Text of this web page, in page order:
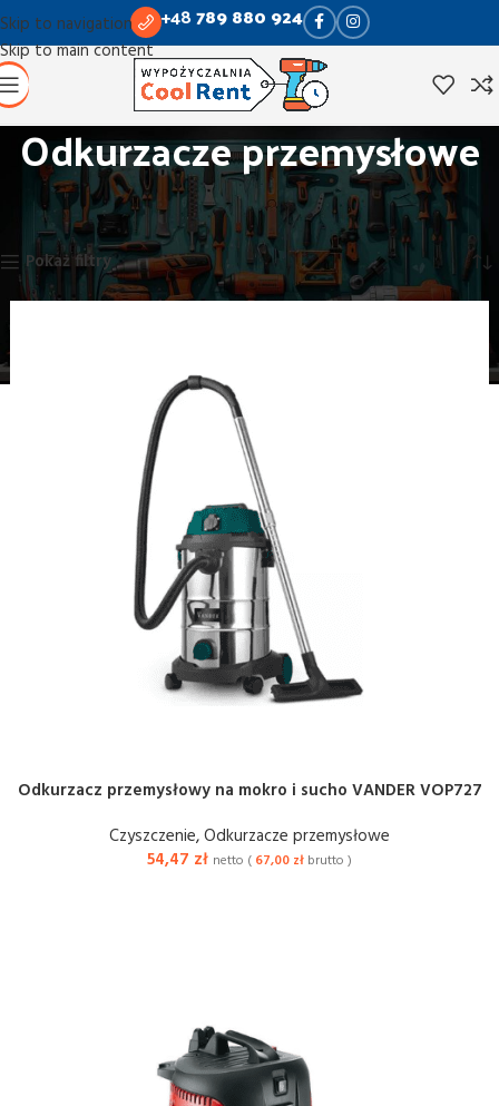
Skip to navigation
Skip to main content
+48789 880 924
Odkurzacze przemysłowe
Strona główna Czyszczenie Odkurzacze przemysłowe
Wyświetlanie wszystkich wyników: 4
Pokaż filtry
Odkurzacz przemysłowy na mokro i sucho VANDER VOP727
Czyszczenie,Odkurzacze przemysłowe
54,47 zł netto ( 67,00 zł brutto )